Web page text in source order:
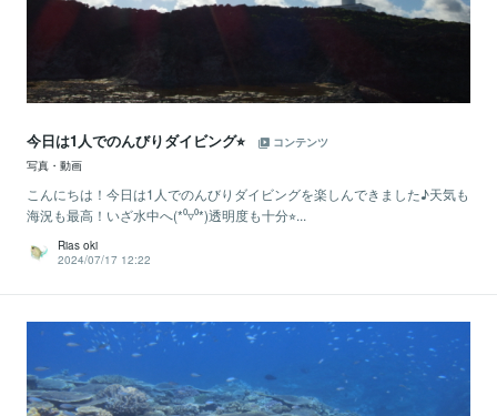
今日は1人でのんびりダイビング⭐︎
コンテンツ
写真・動画
こんにちは！今日は1人でのんびりダイビングを楽しんできました♪天気も
海況も最高！いざ水中へ(*⁰▿⁰*)透明度も十分⭐︎...
Rias oki
2024/07/17 12:22